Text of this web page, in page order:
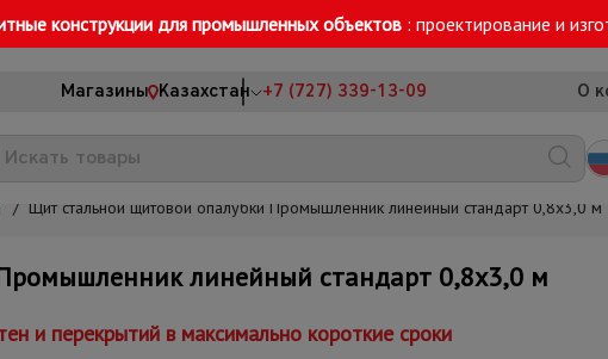
конструкции для промышленных объектов : проектирование и
Магазины Казахстан +7 (727) 339-13-09 О
/ Щит стальной щитовой опалубки Промышленник линейный стандарт 0,8x3,0 м
линейный стандарт 0,8x3,0 м
и перекрытий в максимально короткие сроки